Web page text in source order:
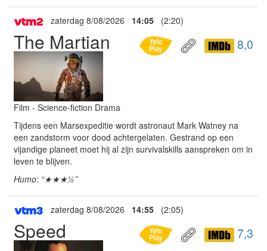
zaterdag 8/08/2026 14:05 (2:20)
The Martian 8,0
Film - Science-fiction Drama
Tijdens een Marsexpeditie wordt astronaut Mark Watney na
een zandstorm voor dood achtergelaten. Gestrand op een
vijandige planeet moet hij al zijn survivalskills aanspreken om in
leven te blijven.
Humo: “★★★½”
zaterdag 8/08/2026 14:55 (2:05)
Speed 7,3